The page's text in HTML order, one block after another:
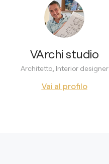
VArchi studio
Architetto, Interior designer
Vai al profilo